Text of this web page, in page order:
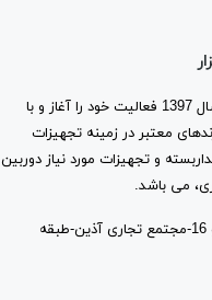
فروشگاه اینترنتی سهند نت شاپ، با پشتوانه 15 سال تجربه در بازار شبکه، از سال 1397 فعالیت خود را آغاز و با
معتبر در زمینه تجهیزات
و تجهیزات مورد نیاز دوربین
می باشد.
نشانی: شیراز-چهارراه مشیر-ابتدای خیابان قاآنی شمالی-حدفاصل کوچه 18 و 16-مجتمع تجاری آذین-طبقه